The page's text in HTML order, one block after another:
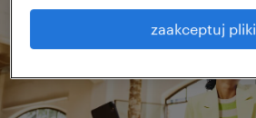
zaakceptuj pliki